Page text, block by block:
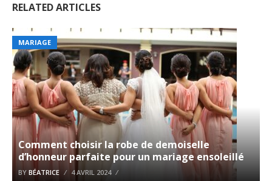
RELATED ARTICLES
MARIAGE
Comment choisir la robe de demoiselle
d’honneur parfaite pour un mariage ensoleillé
BY BÉATRICE 4 AVRIL 2024